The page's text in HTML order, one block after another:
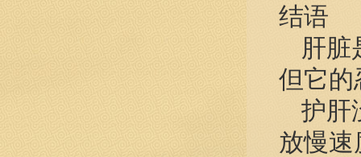
结语
肝脏
但它的
护肝
放慢